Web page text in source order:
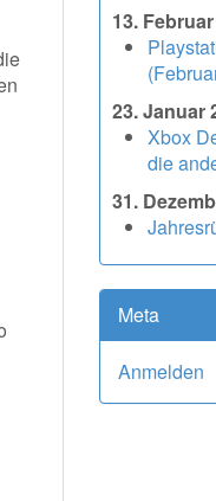
13.
23. Januar
Xbox
die
31.
Meta
Anmelden